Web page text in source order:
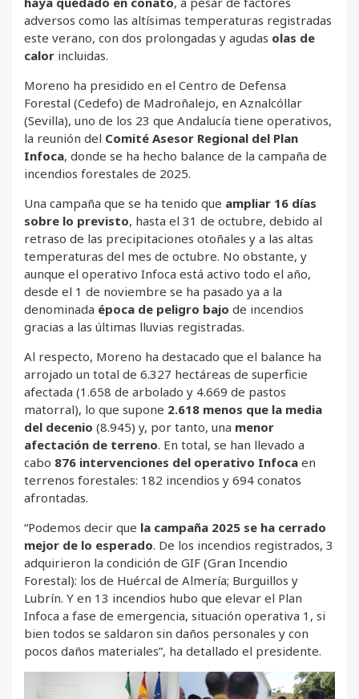
adversos como las altísimas temperaturas registradas
este verano, con dos prolongadas y agudas olas de
calor incluidas.
Moreno ha presidido en el Centro de Defensa
Forestal (Cedefo) de Madroñalejo, en Aznalcóllar
(Sevilla), uno de los 23 que Andalucía tiene operativos,
la reunión del Comité Asesor Regional del Plan
Infoca, donde se ha hecho balance de la campaña de
incendios forestales de 2025.
Una campaña que se ha tenido que ampliar 16 días
sobre lo previsto, hasta el 31 de octubre, debido al
retraso de las precipitaciones otoñales y a las altas
temperaturas del mes de octubre. No obstante, y
aunque el operativo Infoca está activo todo el año,
desde el 1 de noviembre se ha pasado ya a la
denominada época de peligro bajo de incendios
gracias a las últimas lluvias registradas.
Al respecto, Moreno ha destacado que el balance ha
arrojado un total de 6.327 hectáreas de superficie
afectada (1.658 de arbolado y 4.669 de pastos
matorral), lo que supone 2.618 menos que la media
del decenio (8.945) y, por tanto, una menor
afectación de terreno. En total, se han llevado a
cabo 876 intervenciones del operativo Infoca en
terrenos forestales: 182 incendios y 694 conatos
afrontadas.
“Podemos decir que la campaña 2025 se ha cerrado
mejor de lo esperado. De los incendios registrados, 3
adquirieron la condición de GIF (Gran Incendio
Forestal): los de Huércal de Almería; Burguillos y
Lubrín. Y en 13 incendios hubo que elevar el Plan
Infoca a fase de emergencia, situación operativa 1, si
bien todos se saldaron sin daños personales y con
pocos daños materiales”, ha detallado el presidente.